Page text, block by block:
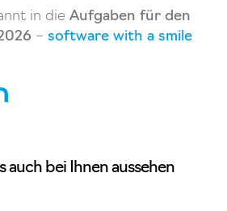
in die Aufgaben für den
– software with a smile
auch bei Ihnen aussehen